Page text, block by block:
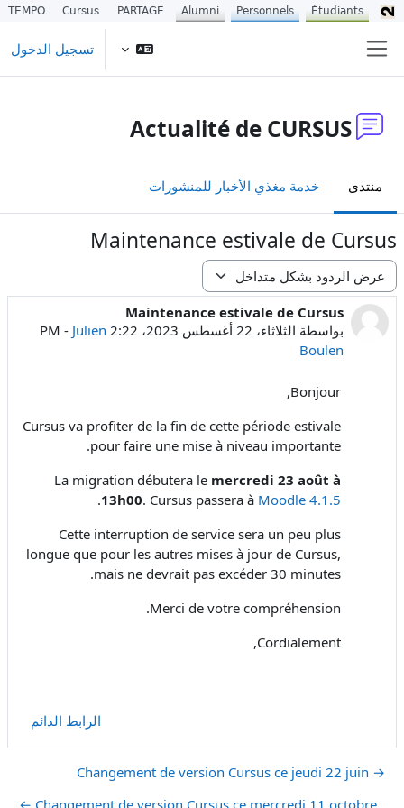
تسجيل الدخول
Actualité de CURSUS
منتدى خدمة مغذي الأخبار للمنشورات
Maintenance estivale de Cursus
نمط العرض
Maintenance estivale de Cursus
بواسطة الثلاثاء، 22 أغسطس 2023، 2:22 PM - Julien
Boulen
عدد الردود: 0
Bonjour,
Cursus va profiter de la fin de cette période estivale
pour faire une mise à niveau importante.
La migration débutera le mercredi 23 août à
13h00. Cursus passera à Moodle 4.1.5
.
Cette interruption de service sera un peu plus
longue que pour les autres mises à jour de Cursus,
mais ne devrait pas excéder 30 minutes.
Merci de votre compréhension.
Cordialement,
الرابط الدائم
→ Changement de version Cursus ce jeudi 22 juin
Changement de version Cursus ce mercredi 11 octobre ←
Étudiants
Personnels
Alumni
PARTAGE
Cursus
TEMPO